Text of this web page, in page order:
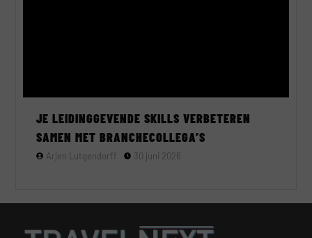
JE LEIDINGGEVENDE SKILLS VERBETEREN
SAMEN MET BRANCHECOLLEGA’S
Arjen Lutgendorff 30 juni 2026